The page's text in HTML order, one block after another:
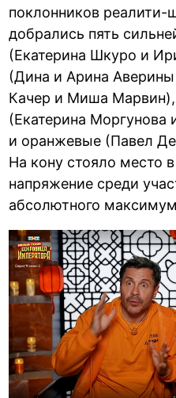
поклонников
добрались пять
(Екатерина Шкуро и
(Дина и Арина
Качер и Миша
(Екатерина Моргунова
и оранжевые (Павел
На кону стояло место
напряжение среди
абсолютного